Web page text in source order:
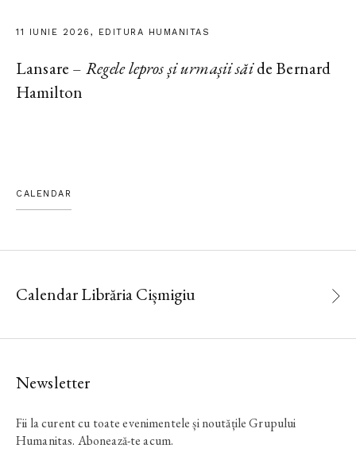
11 IUNIE 2026, EDITURA HUMANITAS
Lansare – Regele lepros și urmașii săide Bernard
Hamilton
CALENDAR
Calendar Librăria Cișmigiu
Newsletter
Fii la curent cu toate evenimentele și noutățile Grupului
Humanitas. Abonează-te acum.